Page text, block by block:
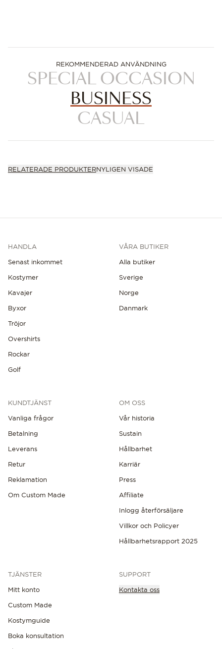
REKOMMENDERAD ANVÄNDNING
SPECIAL OCCASION
BUSINESS
CASUAL
RELATERADE PRODUKTERNYLIGEN VISADE
HANDLA
Senast inkommet
Kostymer
Kavajer
Byxor
Tröjor
Overshirts
Rockar
Golf
VÅRA BUTIKER
Alla butiker
Sverige
Norge
Danmark
KUNDTJÄNST
Vanliga frågor
Betalning
Leverans
Retur
Reklamation
Om Custom Made
OM OSS
Vår historia
Sustain
Hållbarhet
Karriär
Press
Affiliate
Inlogg återförsäljare
Villkor och Policyer
Hållbarhetsrapport 2025
TJÄNSTER
Mitt konto
Custom Made
Kostymguide
Boka konsultation
SUPPORT
Kontakta oss